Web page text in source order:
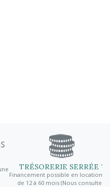
TRÉSORERIE SERRÉE ?
Financement possible en location-bail
de 12 à 60 mois (Nous consulter)